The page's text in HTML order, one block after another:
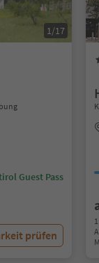
1/17
Guest Pass
prüfen